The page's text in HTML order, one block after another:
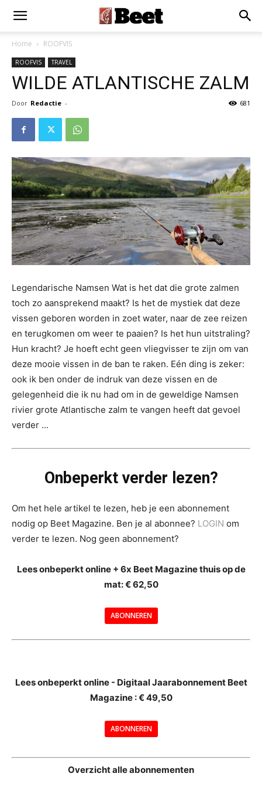
Home ROOFVIS
ROOFVIS TRAVEL
WILDE ATLANTISCHE ZALM
Door Redactie - 681
Legendarische Namsen Wat is het dat die grote zalmen
toch zo aansprekend maakt? Is het de mystiek dat deze
vissen geboren worden in zoet water, naar de zee reizen
en terugkomen om weer te paaien? Is het hun uitstraling?
Hun kracht? Je hoeft echt geen vliegvisser te zijn om van
deze mooie vissen in de ban te raken. Eén ding is zeker:
ook ik ben onder de indruk van deze vissen en de
gelegenheid die ik nu had om in de geweldige Namsen
rivier grote Atlantische zalm te vangen heeft dat gevoel
verder ...
Onbeperkt verder lezen?
Om het hele artikel te lezen, heb je een abonnement
nodig op Beet Magazine. Ben je al abonnee? LOGIN om
verder te lezen. Nog geen abonnement?
Lees onbeperkt online + 6x Beet Magazine thuis op de
mat: € 62,50
ABONNEREN
Lees onbeperkt online - Digitaal Jaarabonnement Beet
Magazine : € 49,50
ABONNEREN
Overzicht alle abonnementen